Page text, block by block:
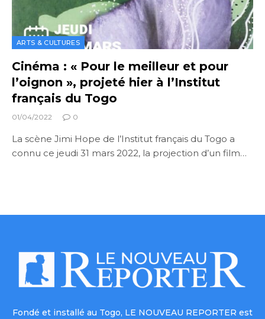
ARTS & CULTURES
Cinéma : « Pour le meilleur et pour
l’oignon », projeté hier à l’Institut
français du Togo
01/04/2022 0
La scène Jimi Hope de l’Institut français du Togo a
connu ce jeudi 31 mars 2022, la projection d’un film…
Fondé et installé au Togo, LE NOUVEAU REPORTER est